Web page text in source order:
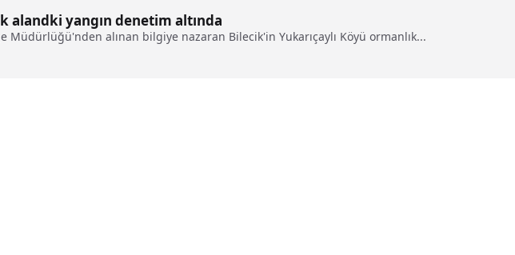
alandki yangın denetim altında
Müdürlüğü'nden alınan bilgiye nazaran Bilecik'in Yukarıçaylı Köyü ormanlık...